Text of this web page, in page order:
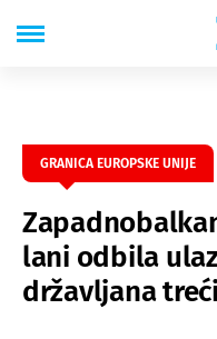
GRANICA EUROPSKE UNIJE
lani odbila
državljana